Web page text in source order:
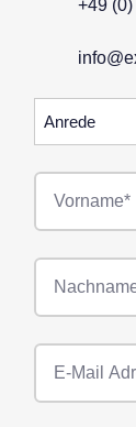
+49
Vorname*
Nachname*
E-
Mail*